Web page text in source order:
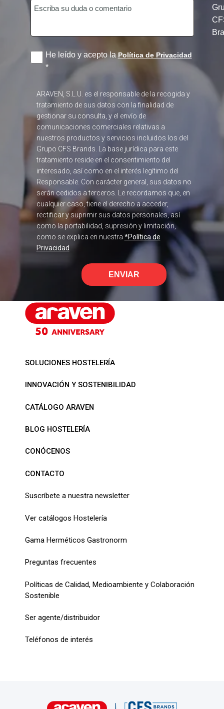
He leído y acepto laPolítica de Privacidad
*
ARAVEN, S.L.U. es el responsable de la recogida y
tratamiento de sus datos con la finalidad de
gestionar su consulta, y el envío de
comunicaciones comerciales relativas a
nuestros productos y servicios incluidos los del
Grupo CFS Brands. La base jurídica para este
tratamiento reside en el consentimiento del
interesado, así como en el interés legítimo del
Responsable. Con carácter general, sus datos no
serán cedidos a terceros. Le recordamos que, en
cualquier caso, tiene el derecho a acceder,
rectificar y suprimir sus datos personales, así
como la portabilidad, supresión y limitación,
como se explica en nuestra *Política de
Privacidad
ENVIAR
SOLUCIONES HOSTELERÍA
INNOVACIÓN Y SOSTENIBILIDAD
CATÁLOGO ARAVEN
BLOG HOSTELERÍA
CONÓCENOS
CONTACTO
Suscríbete a nuestra newsletter
Ver catálogos Hostelería
Gama Herméticos Gastronorm
Preguntas frecuentes
Políticas de Calidad, Medioambiente y Colaboración
Sostenible
Ser agente/distribuidor
Teléfonos de interés